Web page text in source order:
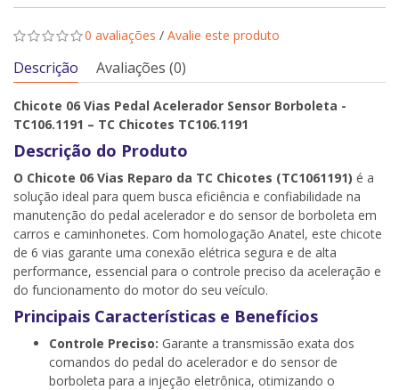
0 avaliações / Avalie este produto
Descrição Avaliações (0)
Chicote 06 Vias Pedal Acelerador Sensor Borboleta -
TC106.1191 – TC Chicotes TC106.1191
Descrição do Produto
O Chicote 06 Vias Reparo da TC Chicotes (TC1061191) é a
solução ideal para quem busca eficiência e confiabilidade na
manutenção do pedal acelerador e do sensor de borboleta em
carros e caminhonetes. Com homologação Anatel, este chicote
de 6 vias garante uma conexão elétrica segura e de alta
performance, essencial para o controle preciso da aceleração e
do funcionamento do motor do seu veículo.
Principais Características e Benefícios
Controle Preciso: Garante a transmissão exata dos
comandos do pedal do acelerador e do sensor de
borboleta para a injeção eletrônica, otimizando o